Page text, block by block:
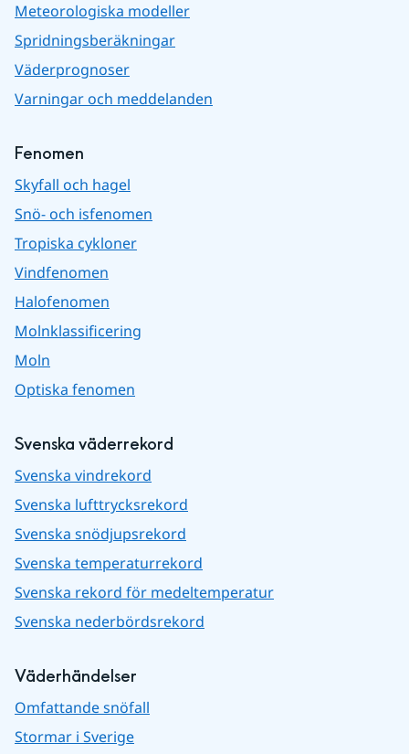
Meteorologiska modeller
Spridningsberäkningar
Väderprognoser
Varningar och meddelanden
Fenomen
Skyfall och hagel
Snö- och isfenomen
Tropiska cykloner
Vindfenomen
Halofenomen
Molnklassificering
Moln
Optiska fenomen
Svenska väderrekord
Svenska vindrekord
Svenska lufttrycksrekord
Svenska snödjupsrekord
Svenska temperaturrekord
Svenska rekord för medeltemperatur
Svenska nederbördsrekord
Väderhändelser
Omfattande snöfall
Stormar i Sverige